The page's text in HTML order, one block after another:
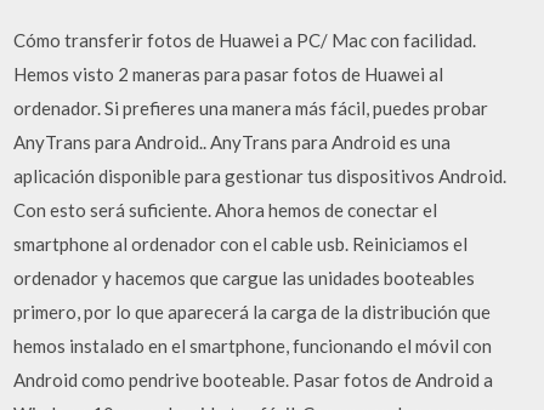
Cómo transferir fotos de Huawei a PC/ Mac con facilidad.
Hemos visto 2 maneras para pasar fotos de Huawei al
ordenador. Si prefieres una manera más fácil, puedes probar
AnyTrans para Android.. AnyTrans para Android es una
aplicación disponible para gestionar tus dispositivos Android.
Con esto será suficiente. Ahora hemos de conectar el
smartphone al ordenador con el cable usb. Reiniciamos el
ordenador y hacemos que cargue las unidades booteables
primero, por lo que aparecerá la carga de la distribución que
hemos instalado en el smartphone, funcionando el móvil con
Android como pendrive booteable. Pasar fotos de Android a